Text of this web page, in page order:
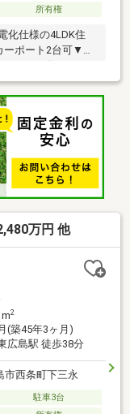
所有権
化仕様の4LDK住
ーポート2台可▼ア
歩20分圏内にスー
生活に便利な住環
件の詳細・ご相談
万円 他
2
(築45年3ヶ月)
広島駅 徒歩38分
市西条町下三永
駐車3台